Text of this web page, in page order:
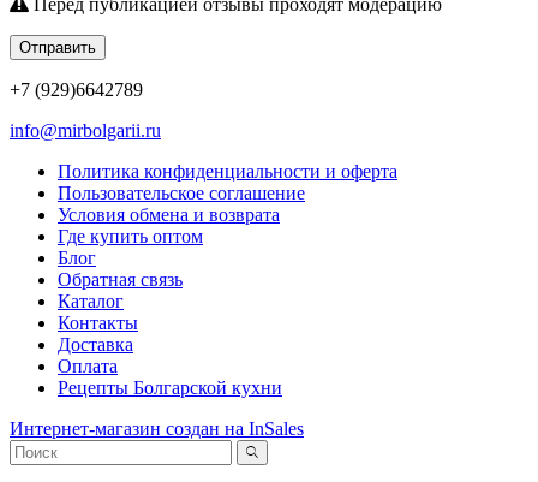
Отправить
+7 (929)6642789
info@mirbolgarii.ru
Политика конфиденциальности и оферта
Пользовательское соглашение
Условия обмена и возврата
Где купить оптом
Блог
Обратная связь
Каталог
Контакты
Доставка
Оплата
Рецепты Болгарской кухни
Интернет-магазин создан на InSales